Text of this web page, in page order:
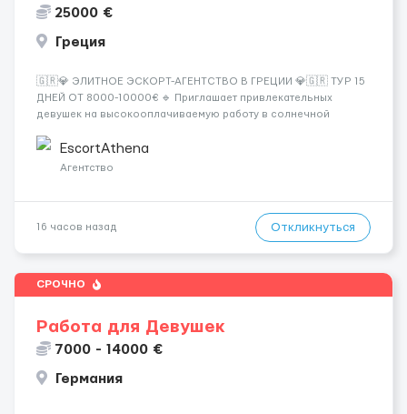
25000 €
Греция
🇬🇷💎 ЭЛИТНОЕ ЭСКОРТ-АГЕНТСТВО В ГРЕЦИИ 💎🇬🇷 ТУР 15
ДНЕЙ ОТ 8000-10000€ 🔹 Приглашает привлекательных
девушек на высокооплачиваемую работу в солнечной
хорошие деньги 💶 — это предложение для тебя! 🔹
Требования: ✔️ Возраст от ...
EscortAthena
Агентство
16 часов назад Откликнуться
СРОЧНО
Работа для Девушек
7000 - 14000 €
Германия